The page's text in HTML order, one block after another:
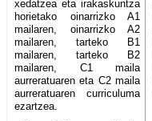
xedatzea eta irakaskuntza
horietako oinarrizko A1
mailaren, oinarrizko A2
mailaren, tarteko B1
mailaren, tarteko B2
mailaren, C1 maila
aurreratuaren eta C2 maila
aurreratuaren curriculuma
ezartzea.